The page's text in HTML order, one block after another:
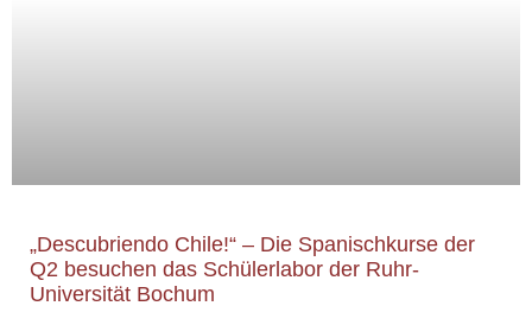
„Descubriendo Chile!“ – Die Spanischkurse der
Q2 besuchen das Schülerlabor der Ruhr-
Universität Bochum